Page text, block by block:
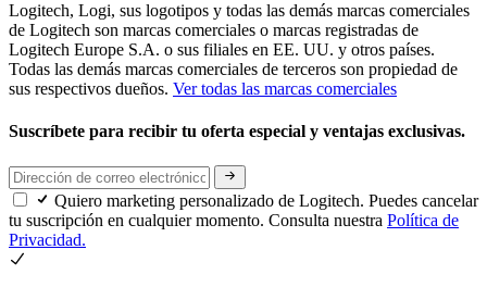
Logitech, Logi, sus logotipos y todas las demás marcas comerciales
de Logitech son marcas comerciales o marcas registradas de
Logitech Europe S.A. o sus filiales en EE. UU. y otros países.
Todas las demás marcas comerciales de terceros son propiedad de
sus respectivos dueños. Ver todas las marcas comerciales
Suscríbete para recibir tu oferta especial y ventajas exclusivas.
Quiero marketing personalizado de Logitech. Puedes cancelar
tu suscripción en cualquier momento. Consulta nuestra Política de
Privacidad.